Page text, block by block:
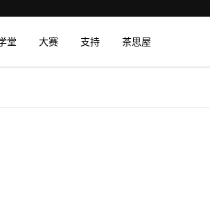
堂 大赛 支持 茶思屋